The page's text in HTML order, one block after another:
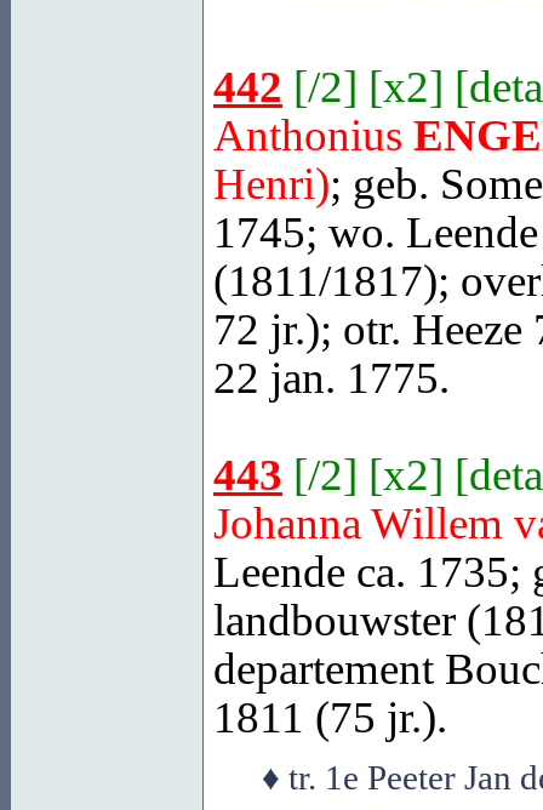
442 [/2] [x2] [
Anthonius
Henri); geb.
1745; wo.
(1811/1817);
72 jr.); otr. Heeze
22 jan. 1775.
443 [/2] [x2] [
Johanna Willem
Leende ca. 1735;
landbouwster
departement
1811 (75 jr.).
♦ tr. 1e Peeter Jan